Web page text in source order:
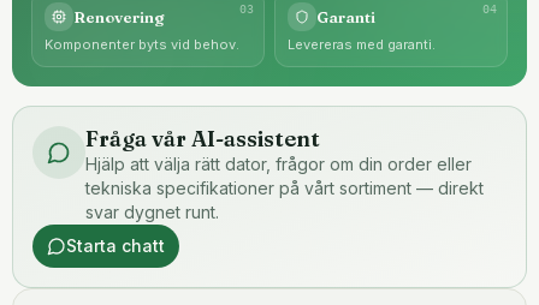
03
Renovering
Komponenter byts vid behov.
04
Garanti
Levereras med garanti.
Fråga vår AI-assistent
Hjälp att välja rätt dator, frågor om din order eller
tekniska specifikationer på vårt sortiment — direkt
svar dygnet runt.
Starta chatt